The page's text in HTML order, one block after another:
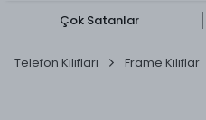
Çok Satanlar
Telefon Kılıfları Frame Kılıflar